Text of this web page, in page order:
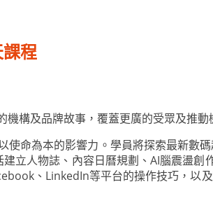
程
構及品牌故事，覆蓋更廣的受眾及推動
命為本的影響力。學員將探索最新數
立人物誌、內容日曆規劃、AI腦震盪
、LinkedIn等平台的操作技巧，以